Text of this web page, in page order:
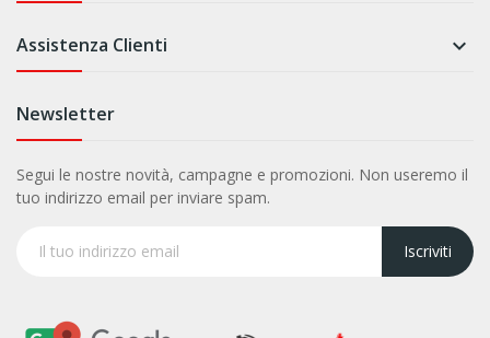
Assistenza Clienti 
Newsletter
Segui le nostre novità, campagne e promozioni. Non useremo il
tuo indirizzo email per inviare spam.
Iscriviti